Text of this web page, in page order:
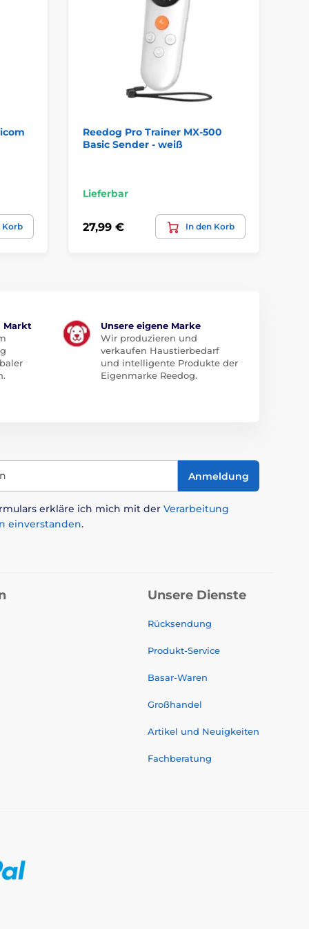
Korb
Reedog Pro Trainer MX-500
Basic Sender - weiß
Lieferbar
27,99 € In den Korb
Markt
Unsere eigene Marke
Wir produzieren und
verkaufen Haustierbedarf
und intelligente Produkte der
Eigenmarke Reedog.
Anmeldung
erkläre ich mich mit der Verarbeitung
einverstanden.
Unsere Dienste
Rücksendung
Produkt-Service
Basar-Waren
Großhandel
Artikel und Neuigkeiten
Fachberatung